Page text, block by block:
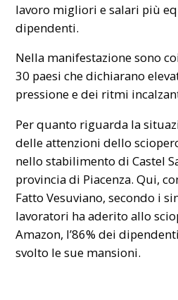
lavoro migliori e salari più
dipendenti.
Nella manifestazione sono
30 paesi che dichiarano
pressione e dei ritmi
Per quanto riguarda la
delle attenzioni dello
nello stabilimento di Castel
provincia di Piacenza. Qui,
Fatto Vesuviano, secondo i
lavoratori ha aderito allo
Amazon, l’86% dei
svolto le sue mansioni.